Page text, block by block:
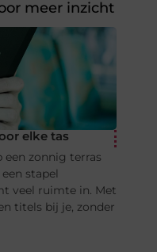
meer inzicht
elke tas
een zonnig terras
stapel
veel ruimte in. Met
titels bij je, zonder